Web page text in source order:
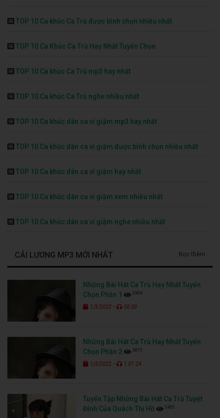
TOP 10 Ca khúc Ca Trù được bình chọn nhiều nhất
TOP 10 Ca Khúc Ca Trù Hay Nhất Tuyển Chọn
TOP 10 Ca khúc Ca Trù mp3 hay nhất
TOP 10 Ca khúc Ca Trù nghe nhiều nhất
TOP 10 Ca khúc dân ca ví giặm mp3 hay nhất
TOP 10 Ca khúc dân ca ví giặm được bình chọn nhiều nhất
TOP 10 Ca khúc dân ca ví giặm hay nhất
TOP 10 Ca khúc dân ca ví giặm xem nhiều nhất
TOP 10 Ca khúc dân ca ví giặm nghe nhiều nhất
CẢI LƯƠNG MP3 MỚI NHẤT Đọc thêm
Những Bài Hát Ca Trù Hay Nhất Tuyển
Chọn Phần 1
5996
1/3/2022 - 50:00
Những Bài Hát Ca Trù Hay Nhất Tuyển
Chọn Phần 2
5875
1/3/2022 - 1:01:24
Tuyển Tập Những Bài Hát Ca Trù Tuyệt
Đỉnh Của Quách Thị Hồ
5405